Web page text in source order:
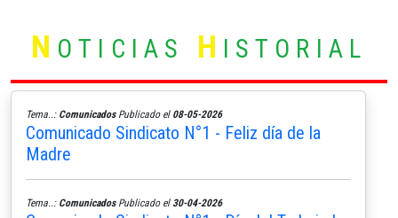
N OTICIAS H ISTORIAL
Tema..: ComunicadosPublicado el 08-05-2026
Comunicado Sindicato N°1 - Feliz día de la
Madre
Tema..: ComunicadosPublicado el 30-04-2026